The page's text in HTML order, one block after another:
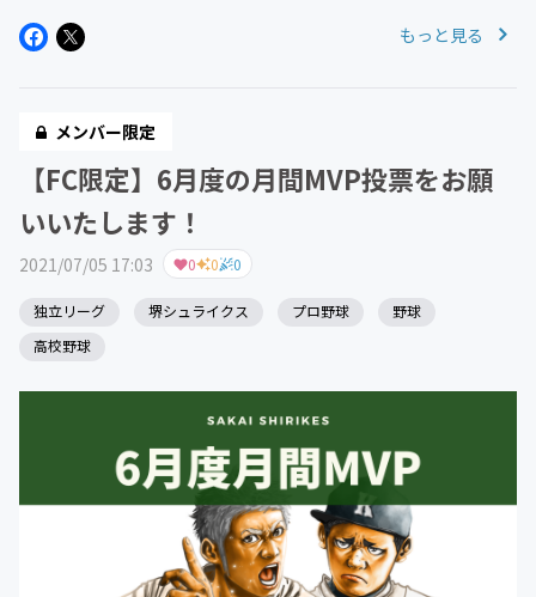
催することが決定しました。詳細はぜひ、こちらのページ
もっと見る
メンバー限定
【FC限定】6月度の月間MVP投票をお願
いいたします！
2021/07/05 17:03 0 0 0
独立リーグ 堺シュライクス プロ野球
野球
高校野球